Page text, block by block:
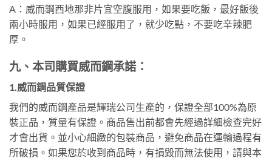
A：威而鋼西地那非片宜空腹服用，如果要吃飯，最好飯後
兩小時服用，如果已經服用了，就少吃點，不要吃辛辣肥
厚。
九、本司購買威而鋼承諾：
1.威而鋼品質保證
我們的威而鋼產品是輝瑞公司生產的，保證全部100%為原
裝正品，質量有保證。商品售出前都會先經過詳細檢查完好
才會出貨。並小心細緻的包裝商品，避免商品在運輸過程有
所破損。如果您於收到商品時，有損毀而無法使用，請與本